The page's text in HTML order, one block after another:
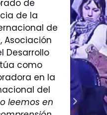
de
de la
de
Asociación
Desarrollo
como
en la
del
leemos en